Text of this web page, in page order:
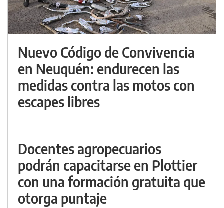
Nuevo Código de Convivencia
en Neuquén: endurecen las
medidas contra las motos con
escapes libres
Docentes agropecuarios
podrán capacitarse en Plottier
con una formación gratuita que
otorga puntaje